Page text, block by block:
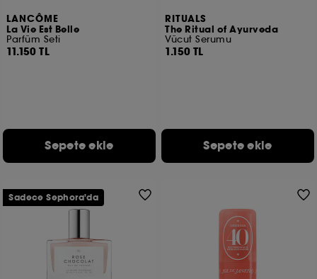
LANCÔME
La Vie Est Belle
Parfüm Seti
11.150 TL
Sepete ekle
RITUALS
The Ritual of Ayurveda
Vücut Serumu
1.150 TL
Sepete ekle
Sadece Sephora'da